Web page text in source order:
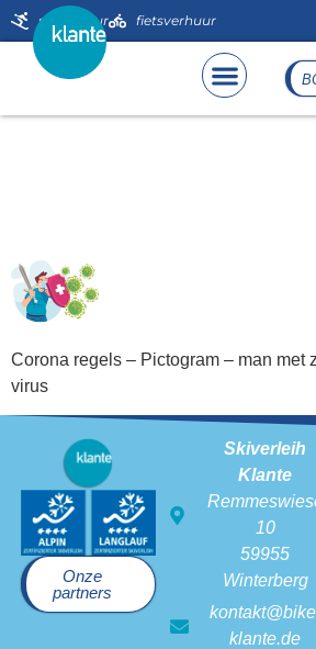
de
inhoud
skiverhuur fietsverhuur
Corona regels – Pictogram – man met
virus
Skiverleih
Klante
10
59955
Winterberg
klante.de
Onze
partners